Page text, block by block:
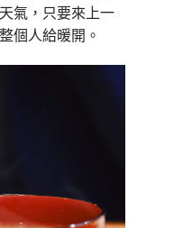
氣，只要來上一
個人給暖開。